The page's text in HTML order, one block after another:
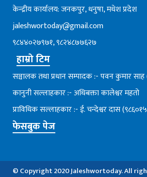
केन्द्रीय कार्यालय: जनकपुर, धनुषा, मधेश प्रदेश
jaleshwortoday@gmail.com
९८४४०२७९७१, ९८२४८७७६२७
हाम्रो टिम
सञ्चालक तथा प्रधान सम्पादक :- पवन कुमार
कानुनी सल्लाहकार :- अधिबक्ता कालेश्वर महतो
प्राविधिक सल्लाहकार :- ई. चन्देश्वर दास
फेसबुक पेज
© Copyright 2020 Jaleshwortoday. All